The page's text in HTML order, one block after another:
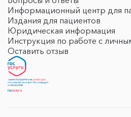
Информационный центр для
Издания для пациентов
Юридическая информация
Инструкция по работе с
Оставить отзыв